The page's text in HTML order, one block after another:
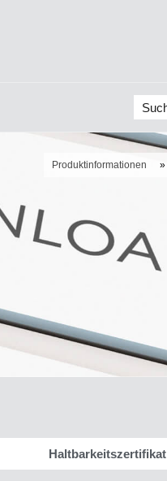
Produktinformationen »
Haltbarkeitszertifikat